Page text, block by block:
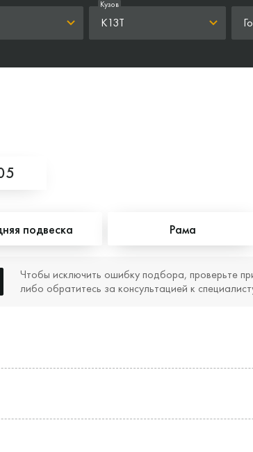
K13T
Кузов
подвеска Рама
Чтобы исключить ошибку подбора, проверьте
либо обратитесь за консультацией к